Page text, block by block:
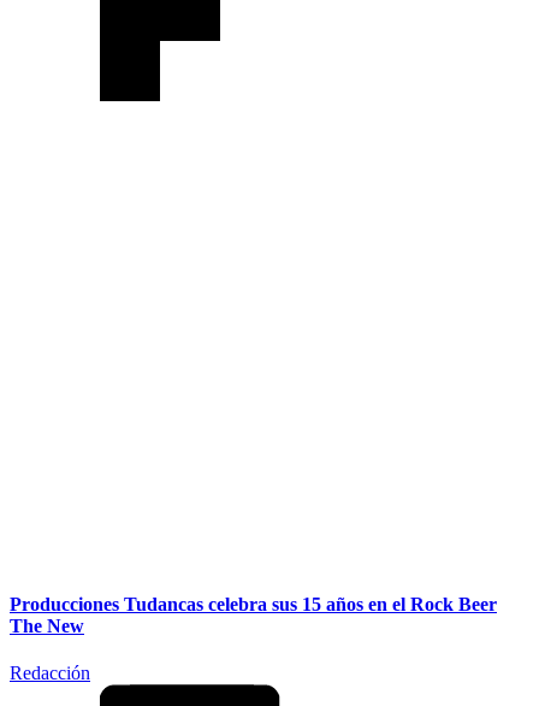
Producciones Tudancas celebra sus 15 años en el Rock Beer
The New
Redacción